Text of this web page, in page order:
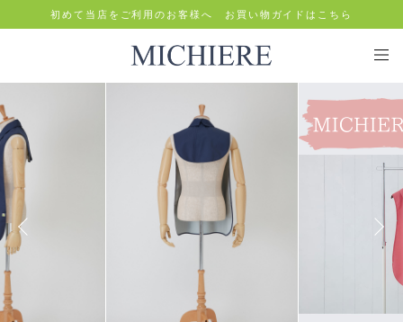
初めて当店をご利用のお客様へ お買い物ガイドはこちら